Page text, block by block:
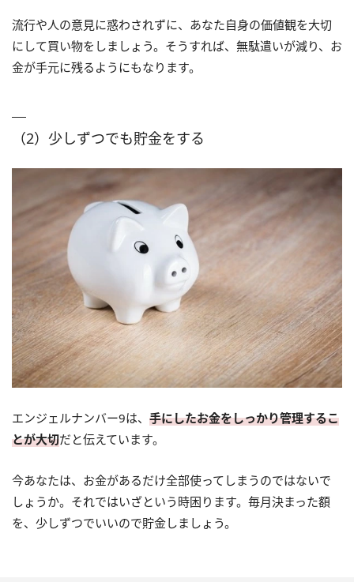
流行や人の意見に惑わされずに、あなた自身の価値観を大切
にして買い物をしましょう。そうすれば、無駄遣いが減り、お
金が手元に残るようにもなります。
（2）少しずつでも貯金をする
エンジェルナンバー9は、 手にしたお金をしっかり管理するこ
とが大切だと伝えています。
今あなたは、お金があるだけ全部使ってしまうのではないで
しょうか。それではいざという時困ります。毎月決まった額
を、少しずつでいいので貯金しましょう。